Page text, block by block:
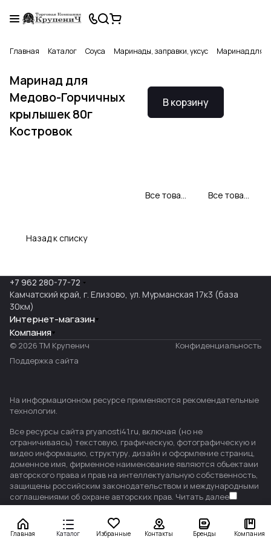
Главная Каталог Соуса Маринады, заправки, уксус Маринад для
Маринад для
Медово-Горчичных
крылышек 80г
Костровок
В корзину
Все товары Костровок Все товары категории
Назад к списку
Главная Каталог Избранные Контакты Бренды Компания
+7 962 280-77-72
Камчатский край, г. Елизово, ул. Мурманская 17к3 (база
30км)
Интернет-магазин
Компания
© 2026 ТМ Крупенич
Конфиденциальность
Поддержка сайта
На информационном ресурсе применяются рекомендательные
технологии.
Все ресурсы сайта pryanosti41.ru, включая (но не
ограничиваясь) текстовую, графическую, фотографическую и
видео информацию, структуру, дизайн и оформление страниц,
доменное имя, фирменное наименование являются объектами
авторского права и прав на интеллектуальную собственность,
защищены российским законодательством и международными
соглашениями об охране авторских прав. Читать далее